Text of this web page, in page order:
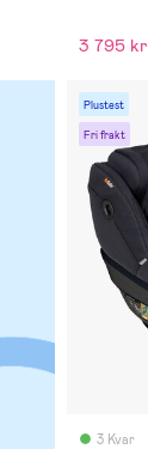
3 795 kr
Plustest
Fri frakt
3 Kvar